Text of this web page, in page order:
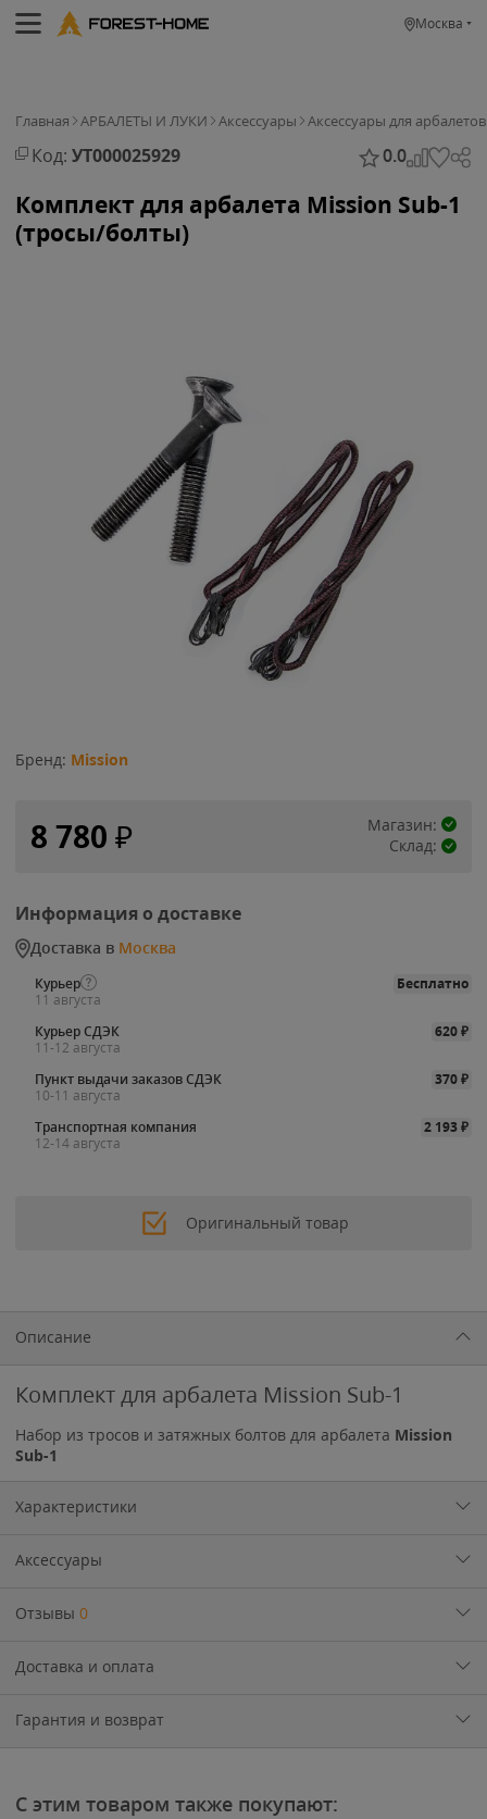
Москва
Главная АРБАЛЕТЫ И ЛУКИ Аксессуары Аксессуары для арбалетов
Код: УТ000025929 0.0
Комплект для арбалета Mission Sub-1
(тросы/болты)
Бренд: Mission
8 780 ₽
Магазин:
Склад:
Информация о доставке
Доставка в Москва
Курьер
Бесплатно
11 августа
Курьер СДЭК
620₽
11-12 августа
Пункт выдачи заказов СДЭК
370₽
10-11 августа
Транспортная компания
2 193₽
12-14 августа
Оригинальный товар
Описание
Комплект для арбалета Mission Sub-1
Набор из тросов и затяжных болтов для арбалета Mission
Sub-1
Характеристики
Аксессуары
Отзывы 0
Доставка и оплата
Гарантия и возврат
С этим товаром также покупают: